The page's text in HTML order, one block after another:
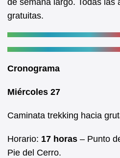
gratuitas.
Cronograma
Miércoles 27
Caminata trekking hacia
Horario: 17 horas – Punto
Pie del Cerro.